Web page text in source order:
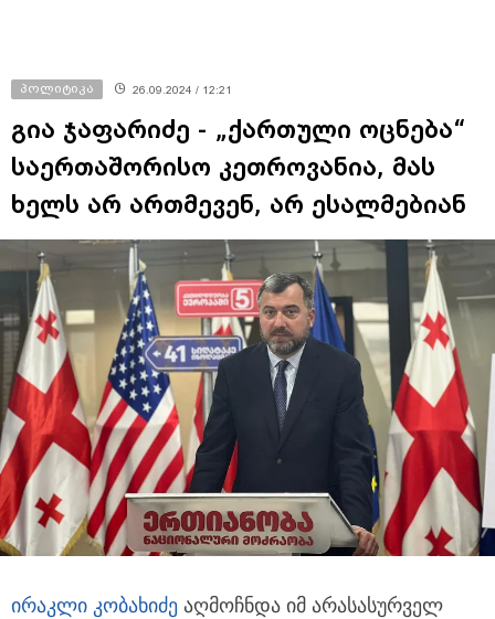
პოლიტიკა 26.09.2024 / 12:21
გია ჯაფარიძე - „ქართული ოცნება“
საერთაშორისო კეთროვანია, მას
ხელს არ ართმევენ, არ ესალმებიან
ირაკლი კობახიძე აღმოჩნდა იმ არასასურველ